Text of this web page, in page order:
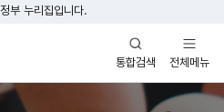
부 누리집입니다.
통합검색
열기
전체메뉴
열기